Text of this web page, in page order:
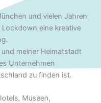
und vielen Jahren
eine kreative
meiner Heimatstadt
Unternehmen
zu finden ist.
Museen,